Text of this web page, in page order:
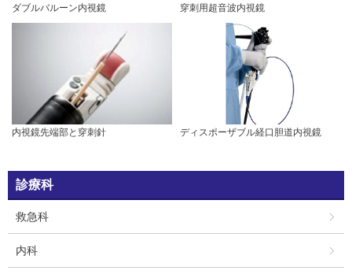
ダブルバルーン内視鏡 穿刺用超音波内視鏡
内視鏡先端部と穿刺針 ディスポーザブル経口胆道内視鏡
診療科
救急科
内科